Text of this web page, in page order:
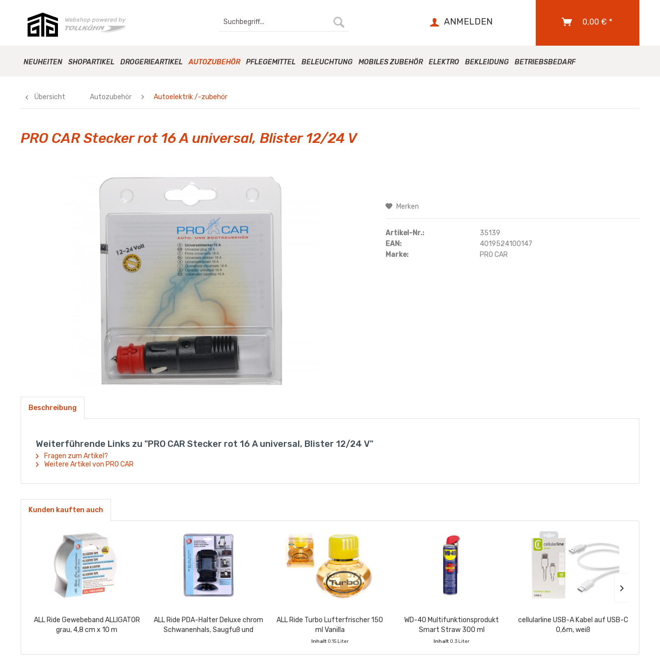
ANMELDEN 0,00 € *
NEUHEITEN SHOPARTIKEL DROGERIEARTIKEL AUTOZUBEHÖR PFLEGEMITTEL BELEUCHTUNG MOBILES ZUBEHÖR ELEKTRO BEKLEIDUNG BETRIEBSBEDARF
Übersicht Autozubehör Autoelektrik /-zubehör
PRO CAR Stecker rot 16 A universal, Blister 12/24 V
Merken
Artikel-Nr.:
35139
EAN:
4019524100147
Marke:
PRO CAR
Beschreibung
Weiterführende Links zu "PRO CAR Stecker rot 16 A universal, Blister 12/24 V"
Fragen zum Artikel?
Weitere Artikel von PRO CAR
Kunden kauften auch
ALL Ride Gewebeband ALLIGATOR
grau, 4,8 cm x 10 m
ALL Ride PDA-Halter Deluxe chrom
Schwanenhals, Saugfuß und
ALL Ride Turbo Lufterfrischer 150
ml Vanilla
Inhalt 0.15 Liter
WD-40 Multifunktionsprodukt
Smart Straw 300 ml
Inhalt 0.3 Liter
cellularline USB-A Kabel auf USB-C
0,6m, weiß